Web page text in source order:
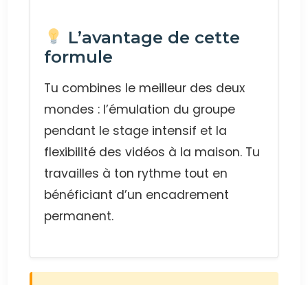
L’avantage de cette
formule
Tu combines le meilleur des deux
mondes : l’émulation du groupe
pendant le stage intensif et la
flexibilité des vidéos à la maison. Tu
travailles à ton rythme tout en
bénéficiant d’un encadrement
permanent.